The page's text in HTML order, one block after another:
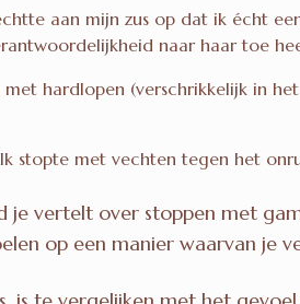
aan mijn zus op dat ik écht
naar haar toe
met hardlopen (verschrikkelijk in
stopte met vechten tegen het
je vertelt over stoppen met
op een manier waarvan je